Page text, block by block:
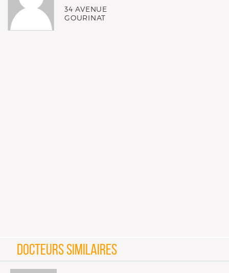
34 AVENUE
GOURINAT
DOCTEURS SIMILAIRES